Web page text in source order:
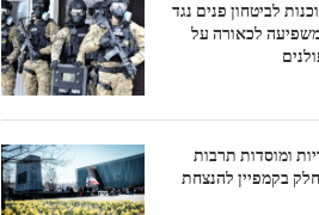
לביטחון פנים נגד
לכאורה על
ומוסדות תרבות
בקמפיין להנצחת